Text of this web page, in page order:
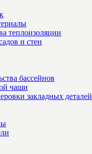
теплоизоляции
и стен
бассейнов
чаши
закладных деталей